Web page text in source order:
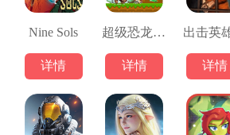
Nine Sols
详情
超级恐龙兄弟游戏
详情 详情